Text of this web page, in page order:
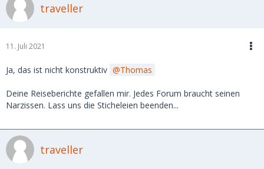
traveller
11. Juli 2021
Ja, das ist nicht konstruktiv Thomas
Deine Reiseberichte gefallen mir. Jedes Forum braucht seinen
Narzissen. Lass uns die Sticheleien beenden...
traveller